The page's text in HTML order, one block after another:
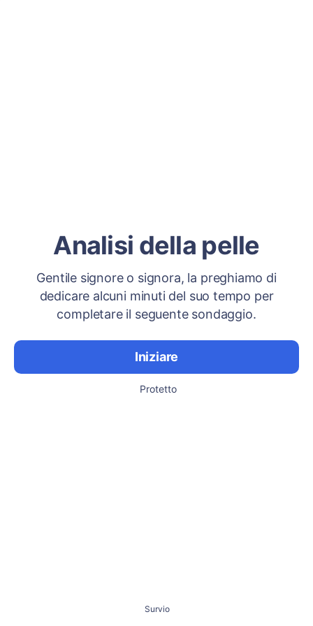
Analisi della pelle
Gentile signore o signora, la preghiamo di
dedicare alcuni minuti del suo tempo per
completare il seguente sondaggio.
Iniziare
Protetto
Survio